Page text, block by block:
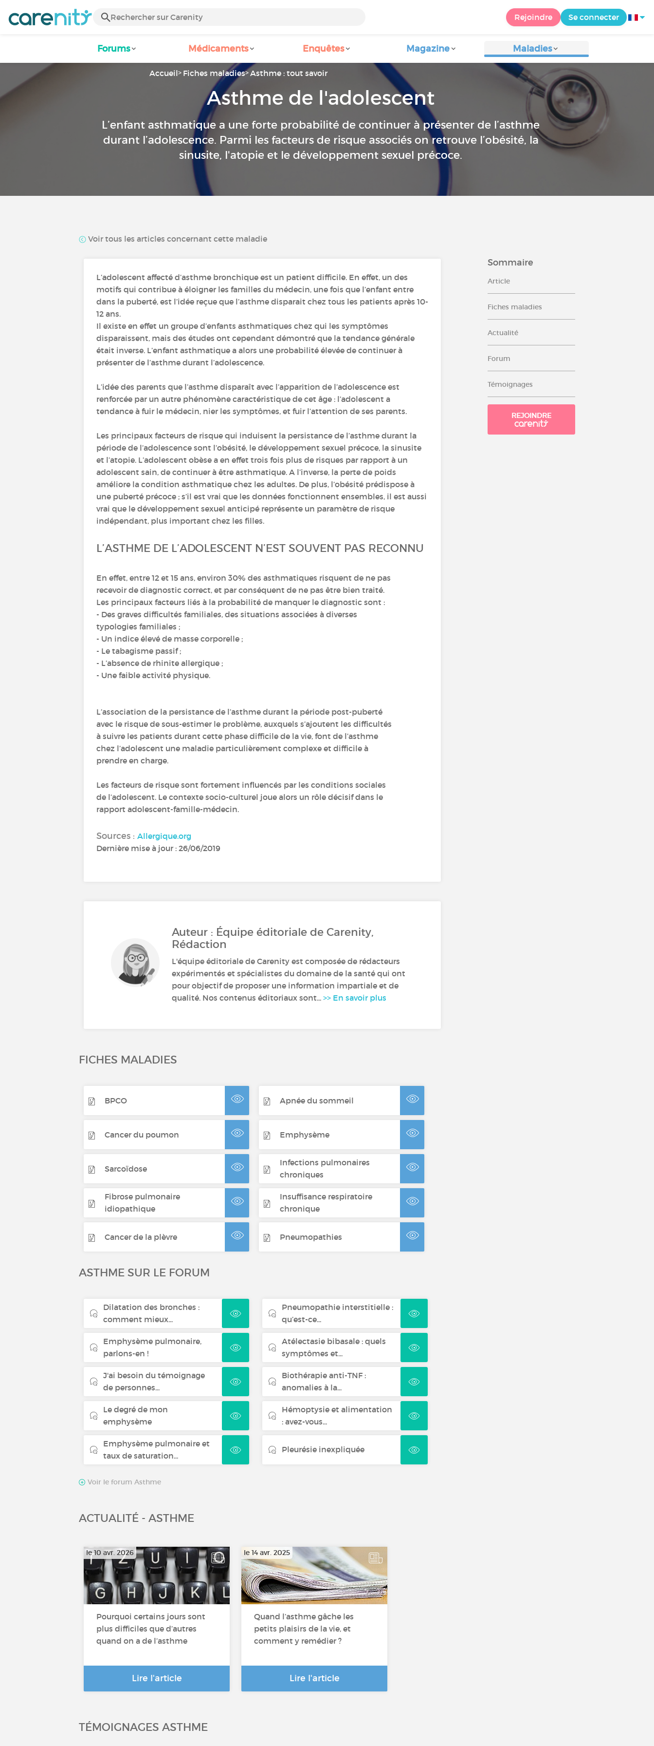
Rejoindre Se connecter
Forums Médicaments Enquêtes Magazine Maladies
Accueil Fiches maladies Asthme : tout savoir
Asthme de l'adolescent
L’enfant asthmatique a une forte probabilité de continuer à présenter de l’asthme
durant l’adolescence. Parmi les facteurs de risque associés on retrouve l’obésité, la
sinusite, l'atopie et le développement sexuel précoce.
Sommaire
Article
Fiches maladies
Actualité
Forum
Témoignages
REJOINDRE
Voir tous les articles concernant cette maladie
L’adolescent affecté d’asthme bronchique est un patient difficile. En effet, un des
motifs qui contribue à éloigner les familles du médecin, une fois que l’enfant entre
dans la puberté, est l’idée reçue que l’asthme disparait chez tous les patients après 10-
12 ans.
Il existe en effet un groupe d’enfants asthmatiques chez qui les symptômes
disparaissent, mais des études ont cependant démontré que la tendance générale
était inverse. L’enfant asthmatique a alors une probabilité élevée de continuer à
présenter de l’asthme durant l’adolescence.
L’idée des parents que l’asthme disparaît avec l’apparition de l’adolescence est
renforcée par un autre phénomène caractéristique de cet âge : l’adolescent a
tendance à fuir le médecin, nier les symptômes, et fuir l’attention de ses parents.
Les principaux facteurs de risque qui induisent la persistance de l’asthme durant la
période de l’adolescence sont l’obésité, le développement sexuel précoce, la sinusite
et l’atopie. L’adolescent obèse a en effet trois fois plus de risques par rapport à un
adolescent sain, de continuer à être asthmatique. A l’inverse, la perte de poids
améliore la condition asthmatique chez les adultes. De plus, l’obésité prédispose à
une puberté précoce ; s’il est vrai que les données fonctionnent ensembles, il est aussi
vrai que le développement sexuel anticipé représente un paramètre de risque
indépendant, plus important chez les filles.
L’ASTHME DE L’ADOLESCENT N’EST SOUVENT PAS RECONNU
En effet, entre 12 et 15 ans, environ 30% des asthmatiques risquent de ne pas
recevoir de diagnostic correct, et par conséquent de ne pas être bien traité.
Les principaux facteurs liés à la probabilité de manquer le diagnostic sont :
- Des graves difficultés familiales, des situations associées à diverses
typologies familiales ;
- Un indice élevé de masse corporelle ;
- Le tabagisme passif ;
- L’absence de rhinite allergique ;
- Une faible activité physique.
L’association de la persistance de l’asthme durant la période post-puberté
avec le risque de sous-estimer le problème, auxquels s’ajoutent les difficultés
à suivre les patients durant cette phase difficile de la vie, font de l’asthme
chez l’adolescent une maladie particulièrement complexe et difficile à
prendre en charge.
Les facteurs de risque sont fortement influencés par les conditions sociales
de l’adolescent. Le contexte socio-culturel joue alors un rôle décisif dans le
rapport adolescent-famille-médecin.
Sources : Allergique.org
Dernière mise à jour : 26/06/2019
Auteur : Équipe éditoriale de Carenity,
Rédaction
L'équipe éditoriale de Carenity est composée de rédacteurs
expérimentés et spécialistes du domaine de la santé qui ont
pour objectif de proposer une information impartiale et de
qualité. Nos contenus éditoriaux sont... >> En savoir plus
FICHES MALADIES
BPCO Apnée du sommeil
Cancer du poumon Emphysème
Sarcoïdose
Infections pulmonaires
chroniques
Fibrose pulmonaire
idiopathique
Insuffisance respiratoire
chronique
Cancer de la plèvre Pneumopathies
ASTHME SUR LE FORUM
Dilatation des bronches :
comment mieux...
Emphysème pulmonaire,
parlons-en !
J'ai besoin du témoignage
de personnes...
Le degré de mon
emphysème
Emphysème pulmonaire et
taux de saturation...
Pneumopathie interstitielle :
qu’est-ce...
Atélectasie bibasale : quels
symptômes et...
Biothérapie anti-TNF :
anomalies à la...
Hémoptysie et alimentation
: avez-vous...
Pleurésie inexpliquée
Voir le forum Asthme
ACTUALITÉ - ASTHME
le 10 avr. 2026
Pourquoi certains jours sont
plus difficiles que d’autres
quand on a de l’asthme
Lire l'article
le 14 avr. 2025
Quand l’asthme gâche les
petits plaisirs de la vie, et
comment y remédier ?
Lire l'article
TÉMOIGNAGES ASTHME